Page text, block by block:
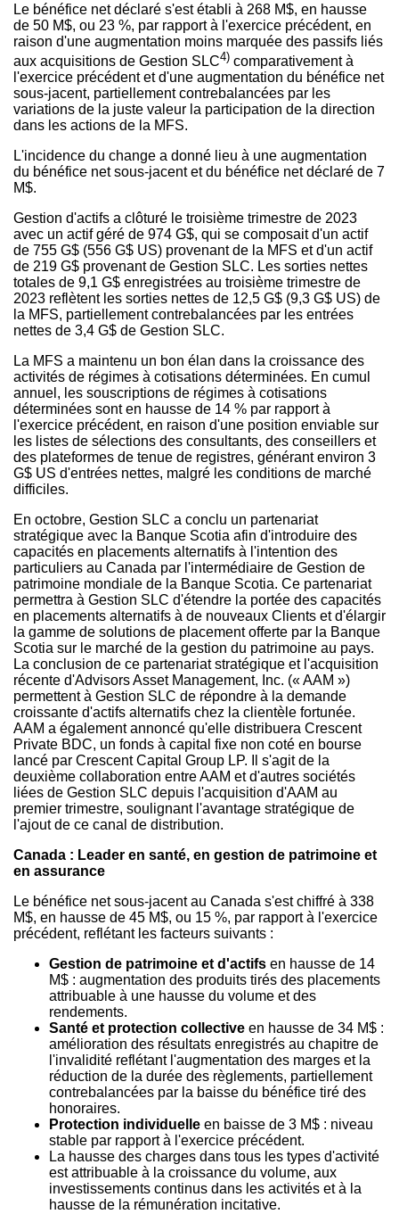
Le bénéfice net déclaré s'est établi à 268 M$, en hausse
de 50 M$, ou 23 %, par rapport à l'exercice précédent, en
raison d'une augmentation moins marquée des passifs liés
aux acquisitions de Gestion SLC4) comparativement à
l'exercice précédent et d'une augmentation du bénéfice net
sous-jacent, partiellement contrebalancées par les
variations de la juste valeur la participation de la direction
dans les actions de la MFS.
L'incidence du change a donné lieu à une augmentation
du bénéfice net sous-jacent et du bénéfice net déclaré de 7
M$.
Gestion d'actifs a clôturé le troisième trimestre de 2023
avec un actif géré de 974 G$, qui se composait d'un actif
de 755 G$ (556 G$ US) provenant de la MFS et d'un actif
de 219 G$ provenant de Gestion SLC. Les sorties nettes
totales de 9,1 G$ enregistrées au troisième trimestre de
2023 reflètent les sorties nettes de 12,5 G$ (9,3 G$ US) de
la MFS, partiellement contrebalancées par les entrées
nettes de 3,4 G$ de Gestion SLC.
La MFS a maintenu un bon élan dans la croissance des
activités de régimes à cotisations déterminées. En cumul
annuel, les souscriptions de régimes à cotisations
déterminées sont en hausse de 14 % par rapport à
l'exercice précédent, en raison d'une position enviable sur
les listes de sélections des consultants, des conseillers et
des plateformes de tenue de registres, générant environ 3
G$ US d'entrées nettes, malgré les conditions de marché
difficiles.
En octobre, Gestion SLC a conclu un partenariat
stratégique avec la Banque Scotia afin d'introduire des
capacités en placements alternatifs à l'intention des
particuliers au Canada par l'intermédiaire de Gestion de
patrimoine mondiale de la Banque Scotia. Ce partenariat
permettra à Gestion SLC d'étendre la portée des capacités
en placements alternatifs à de nouveaux Clients et d'élargir
la gamme de solutions de placement offerte par la Banque
Scotia sur le marché de la gestion du patrimoine au pays.
La conclusion de ce partenariat stratégique et l'acquisition
récente d'Advisors Asset Management, Inc. (« AAM »)
permettent à Gestion SLC de répondre à la demande
croissante d'actifs alternatifs chez la clientèle fortunée.
AAM a également annoncé qu'elle distribuera Crescent
Private BDC, un fonds à capital fixe non coté en bourse
lancé par Crescent Capital Group LP. Il s'agit de la
deuxième collaboration entre AAM et d'autres sociétés
liées de Gestion SLC depuis l'acquisition d'AAM au
premier trimestre, soulignant l'avantage stratégique de
l'ajout de ce canal de distribution.
Canada : Leader en santé, en gestion de patrimoine et
en assurance
Le bénéfice net sous-jacent au Canada s'est chiffré à 338
M$, en hausse de 45 M$, ou 15 %, par rapport à l'exercice
précédent, reflétant les facteurs suivants :
Gestion de patrimoine et d'actifs en hausse de 14
M$ : augmentation des produits tirés des placements
attribuable à une hausse du volume et des
rendements.
Santé et protection collective en hausse de 34 M$ :
amélioration des résultats enregistrés au chapitre de
l'invalidité reflétant l'augmentation des marges et la
réduction de la durée des règlements, partiellement
contrebalancées par la baisse du bénéfice tiré des
honoraires.
Protection individuelle en baisse de 3 M$ : niveau
stable par rapport à l'exercice précédent.
La hausse des charges dans tous les types d'activité
est attribuable à la croissance du volume, aux
investissements continus dans les activités et à la
hausse de la rémunération incitative.